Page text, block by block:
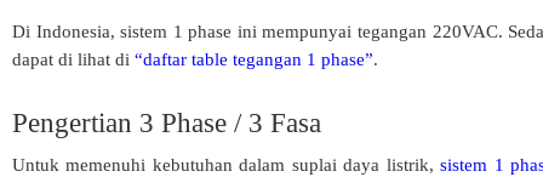
Di Indonesia, sistem 1 phase ini mempunyai tegangan 220VAC.
dapat di lihat di “daftar table tegangan 1 phase”.
Pengertian 3 Phase / 3 Fasa
Untuk memenuhi kebutuhan dalam suplai daya listrik,sistem 1